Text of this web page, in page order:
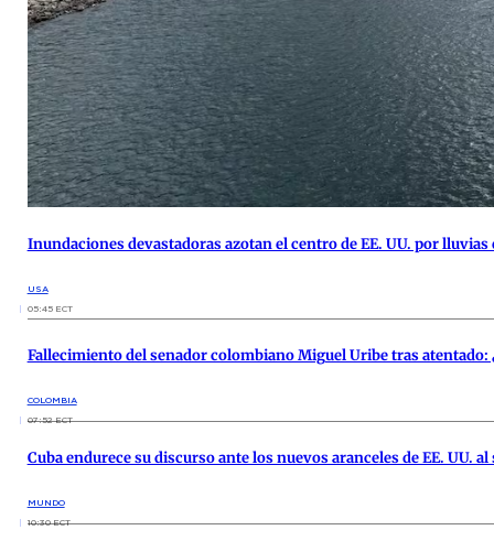
Inundaciones devastadoras azotan el centro de EE. UU. por lluvias
USA
05:45 ECT
Fallecimiento del senador colombiano Miguel Uribe tras atentado:
COLOMBIA
07:52 ECT
Cuba endurece su discurso ante los nuevos aranceles de EE. UU.
MUNDO
10:30 ECT